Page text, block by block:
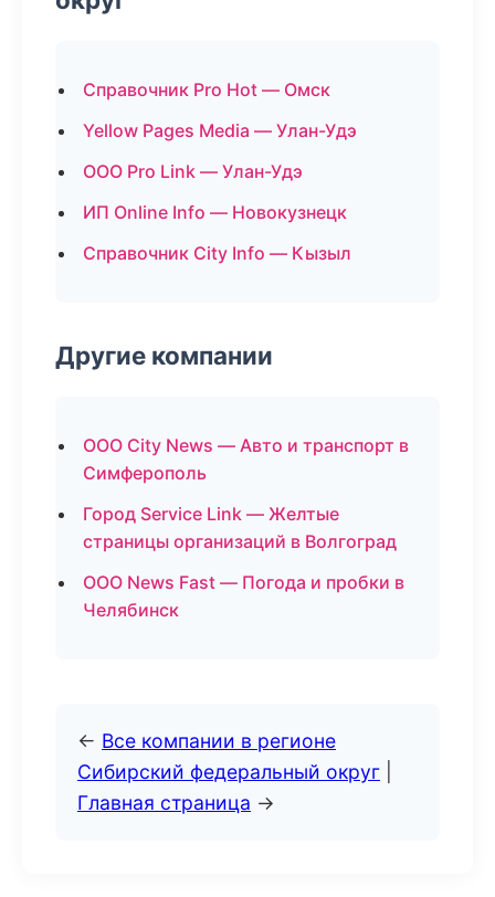
Справочник Pro Hot — Омск
Yellow Pages Media — Улан-Удэ
ООО Pro Link — Улан-Удэ
ИП Online Info — Новокузнецк
Справочник City Info — Кызыл
Другие компании
ООО City News — Авто и транспорт в
Симферополь
Город Service Link — Желтые
страницы организаций в Волгоград
ООО News Fast — Погода и пробки в
Челябинск
← Все компании в регионе
Сибирский федеральный округ
Главная страница →